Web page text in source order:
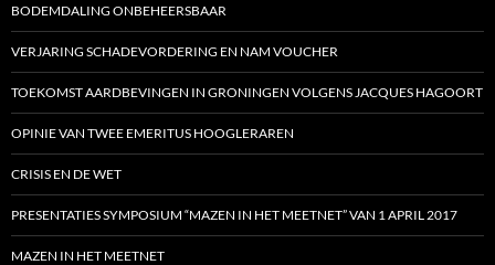
BODEMDALING ONBEHEERSBAAR
VERJARING SCHADEVORDERING EN NAM VOUCHER
TOEKOMST AARDBEVINGEN IN GRONINGEN VOLGENS JACQUES HAGOORT
OPINIE VAN TWEE EMERITUS HOOGLERAREN
CRISIS EN DE WET
PRESENTATIES SYMPOSIUM “MAZEN IN HET MEETNET” VAN 1 APRIL 2017
MAZEN IN HET MEETNET